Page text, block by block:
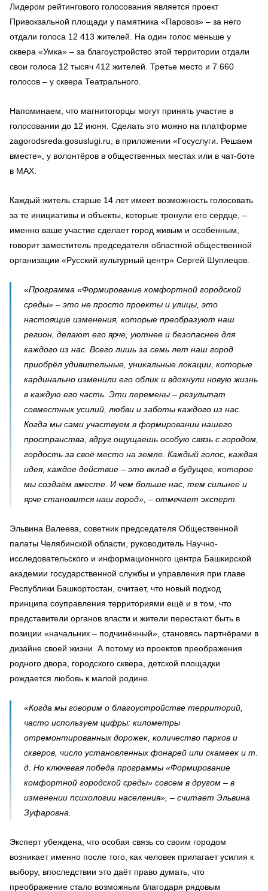
Лидером рейтингового голосования является проект
Привокзальной площади у памятника «Паровоз» – за него
отдали голоса 12 413 жителей. На один голос меньше у
сквера «Умка» – за благоустройство этой территории отдали
свои голоса 12 тысяч 412 жителей. Третье место и 7 660
голосов – у сквера Театрального.
Напоминаем, что магнитогорцы могут принять участие в
голосовании до 12 июня. Сделать это можно на платформе
zagorodsreda.gosuslugi.ru, в приложении «Госуслуги. Решаем
вместе», у волонтёров в общественных местах или в чат-боте
в МАХ.
Каждый житель старше 14 лет имеет возможность голосовать
за те инициативы и объекты, которые тронули его сердце, –
именно ваше участие сделает город живым и особенным,
говорит заместитель председателя областной общественной
организации «Русский культурный центр» Сергей Шуплецов.
«Программа «Формирование комфортной городской
среды» – это не просто проекты и улицы, это
настоящие изменения, которые преобразуют наш
регион, делают его ярче, уютнее и безопаснее для
каждого из нас. Всего лишь за семь лет наш город
приобрёл удивительные, уникальные локации, которые
кардинально изменили его облик и вдохнули новую жизнь
в каждую его часть. Эти перемены – результат
совместных усилий, любви и заботы каждого из нас.
Когда мы сами участвуем в формировании нашего
пространства, вдруг ощущаешь особую связь с городом,
гордость за своё место на земле. Каждый голос, каждая
идея, каждое действие – это вклад в будущее, которое
мы создаём вместе. И чем больше нас, тем сильнее и
ярче становится наш город», – отмечает эксперт.
Эльвина Валеева, советник председателя Общественной
палаты Челябинской области, руководитель Научно-
исследовательского и информационного центра Башкирской
академии государственной службы и управления при главе
Республики Башкортостан, считает, что новый подход
принципа соуправления территориями ещё и в том, что
представители органов власти и жители перестают быть в
позиции «начальник – подчинённый», становясь партнёрами в
дизайне своей жизни. А потому из проектов преображения
родного двора, городского сквера, детской площадки
рождается любовь к малой родине.
«Когда мы говорим о благоустройстве территорий,
часто используем цифры: километры
отремонтированных дорожек, количество парков и
скверов, число установленных фонарей или скамеек и т.
д. Но ключевая победа программы «Формирование
комфортной городской среды» совсем в другом – в
изменении психологии населения», – считает Эльвина
Зуфаровна.
Эксперт убеждена, что особая связь со своим городом
возникает именно после того, как человек прилагает усилия к
выбору, впоследствии это даёт право думать, что
преображение стало возможным благодаря рядовым